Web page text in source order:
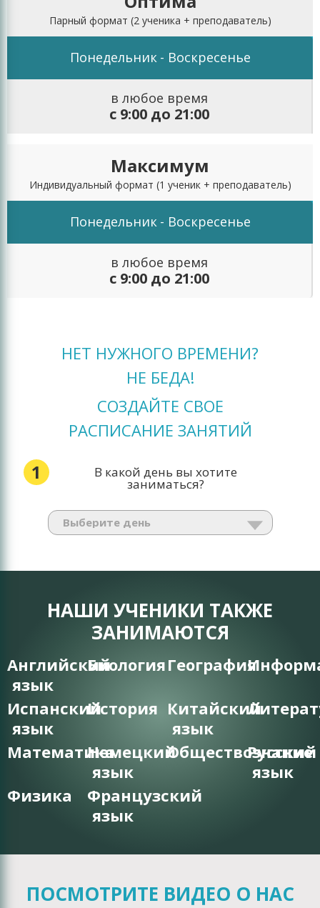
благодаря которой школьники начинают
конкурировать друг с другом, более ответственно
конкретном занятии.
Парный формат (2 ученика + преподаватель)
Понедельник - Воскресенье
в любое время
с 9:00 до 21:00
Максимум
Индивидуальный формат (1 ученик + преподаватель)
Понедельник - Воскресенье
в любое время
с 9:00 до 21:00
НЕТ НУЖНОГО ВРЕМЕНИ?
НЕ БЕДА!
СОЗДАЙТЕ СВОЕ
РАСПИСАНИЕ ЗАНЯТИЙ
1 В какой день вы хотите
заниматься?
НАШИ УЧЕНИКИ ТАКЖЕ
ЗАНИМАЮТСЯ
Английский
язык
БиологияГеография
Испанский
язык
История Китайский
язык
МатематикаНемецкий
язык
Обществознание
Русский
язык
Физика
Французский
язык
ПОСМОТРИТЕ ВИДЕО О НАС